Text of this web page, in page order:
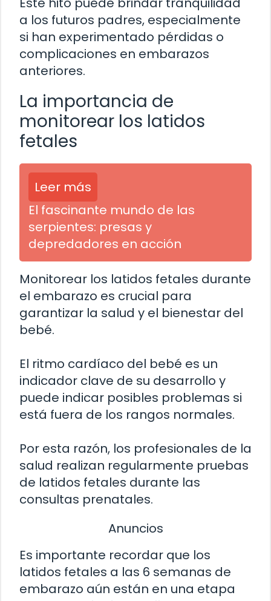
a los futuros padres, especialmente
si han experimentado pérdidas o
complicaciones en embarazos
anteriores.
La importancia de
monitorear los latidos
fetales
Leer más
El fascinante mundo de las
serpientes: presas y
depredadores en acción
Monitorear los latidos fetales durante
el embarazo es crucial para
garantizar la salud y el bienestar del
bebé.
El ritmo cardíaco del bebé es un
indicador clave de su desarrollo y
puede indicar posibles problemas si
está fuera de los rangos normales.
Por esta razón, los profesionales de la
salud realizan regularmente pruebas
de latidos fetales durante las
consultas prenatales.
Anuncios
Es importante recordar que los
latidos fetales a las 6 semanas de
embarazo aún están en una etapa